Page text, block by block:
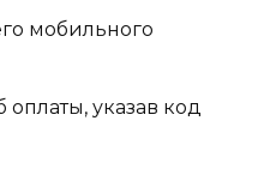
мобильного
указав код